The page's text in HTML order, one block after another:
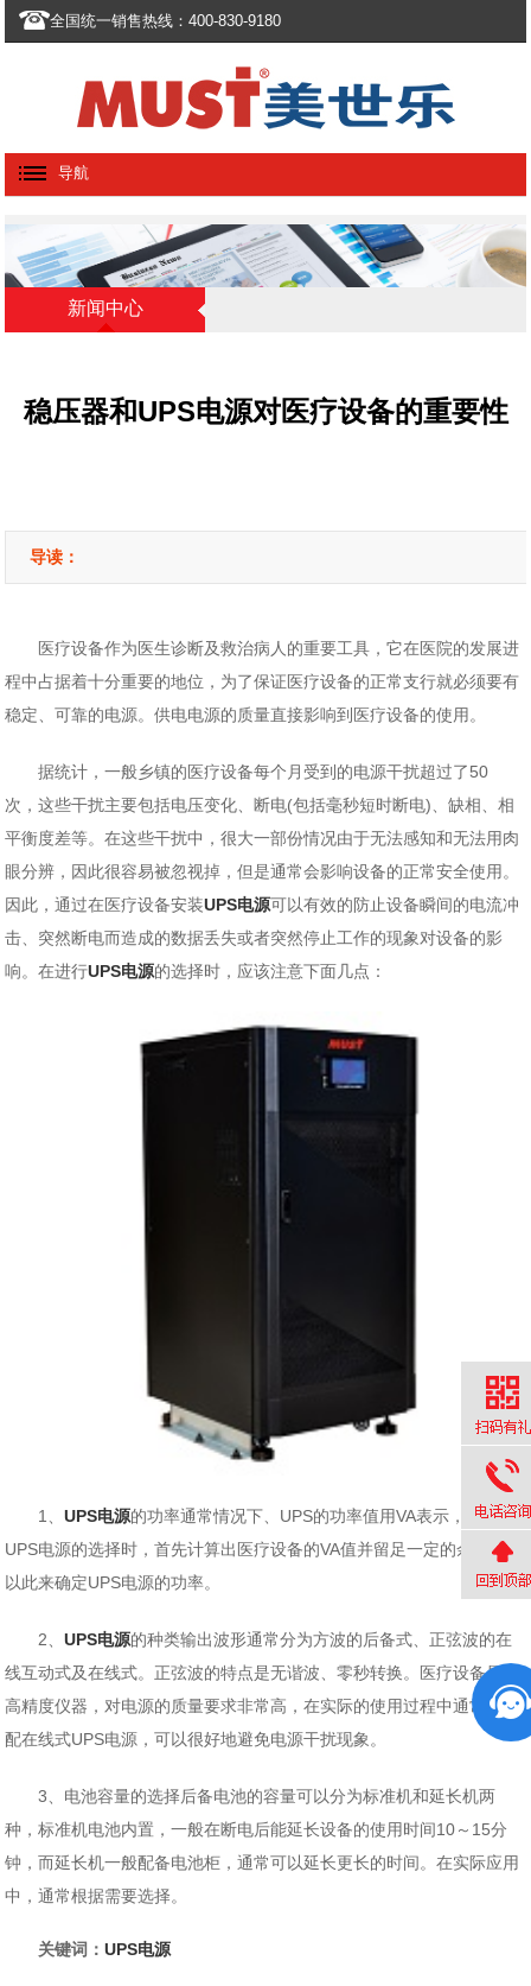
全国统一销售热线：400-830-9180
导航
新闻中心
稳压器和UPS电源对医疗设备的重要性
导读：
医疗设备作为医生诊断及救治病人的重要工具，它在医院的发展进
程中占据着十分重要的地位，为了保证医疗设备的正常支行就必须要有
稳定、可靠的电源。供电电源的质量直接影响到医疗设备的使用。
据统计，一般乡镇的医疗设备每个月受到的电源干扰超过了50
次，这些干扰主要包括电压变化、断电(包括毫秒短时断电)、缺相、相
平衡度差等。在这些干扰中，很大一部份情况由于无法感知和无法用肉
眼分辨，因此很容易被忽视掉，但是通常会影响设备的正常安全使用。
因此，通过在医疗设备安装UPS电源可以有效的防止设备瞬间的电流冲
击、突然断电而造成的数据丢失或者突然停止工作的现象对设备的影
响。在进行UPS电源的选择时，应该注意下面几点：
1、UPS电源的功率通常情况下、UPS的功率值用VA表示，在进行
UPS电源的选择时，首先计算出医疗设备的VA值并留足一定的余量，
以此来确定UPS电源的功率。
2、UPS电源的种类输出波形通常分为方波的后备式、正弦波的在
线互动式及在线式。正弦波的特点是无谐波、零秒转换。医疗设备属于
高精度仪器，对电源的质量要求非常高，在实际的使用过程中通常会选
配在线式UPS电源，可以很好地避免电源干扰现象。
3、电池容量的选择后备电池的容量可以分为标准机和延长机两
种，标准机电池内置，一般在断电后能延长设备的使用时间10～15分
钟，而延长机一般配备电池柜，通常可以延长更长的时间。在实际应用
中，通常根据需要选择。
关键词：UPS电源